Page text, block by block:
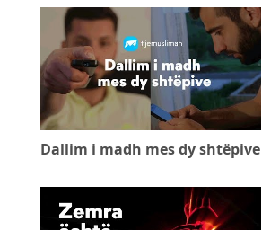
Dallim i madh mes dy shtëpive